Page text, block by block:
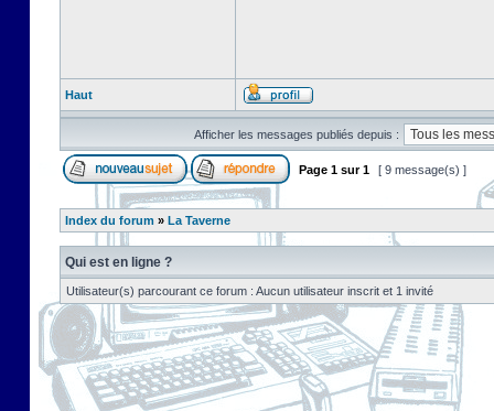
Haut
Afficher les messages publiés depuis :
Page 1 sur1 [ 9 message(s) ]
Index du forum » La Taverne
Qui est en ligne ?
Utilisateur(s) parcourant ce forum : Aucun utilisateur inscrit et 1 invité